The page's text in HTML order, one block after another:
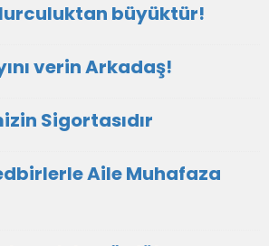
büyüktür!
verin Arkadaş!
Sigortasıdır
Aile Muhafaza